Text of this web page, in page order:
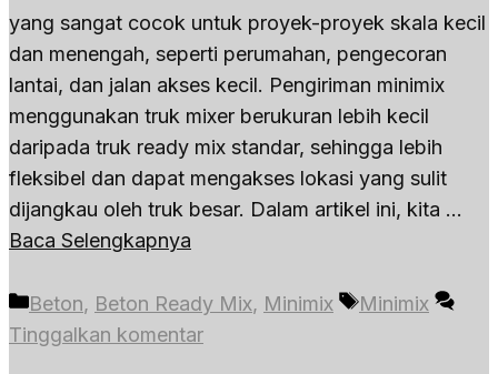
yang sangat cocok untuk proyek-proyek skala kecil
dan menengah, seperti perumahan, pengecoran
lantai, dan jalan akses kecil. Pengiriman minimix
menggunakan truk mixer berukuran lebih kecil
daripada truk ready mix standar, sehingga lebih
fleksibel dan dapat mengakses lokasi yang sulit
dijangkau oleh truk besar. Dalam artikel ini, kita …
Baca Selengkapnya
Kategori
Beton, Beton Ready Mix, Minimix Tag
Minimix
Tinggalkan komentar